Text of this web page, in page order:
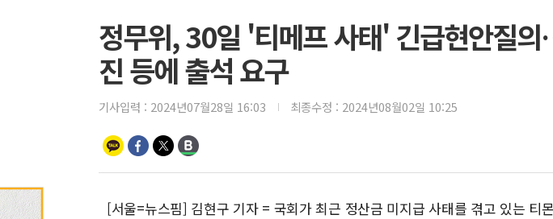
정무위, 30일 '티메프 사태' 긴급현안질
진 등에 출석 요구
기사입력 : 2024년07월28일 16:03 최종수정 : 2024년08월02일 10:25
[서울=뉴스핌] 김현구 기자 = 국회가 최근 정산금 미지급 사태를 겪고 있는 티